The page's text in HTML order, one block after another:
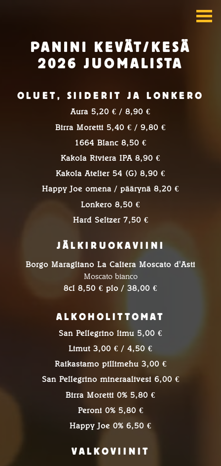
PANINI KEVÄT/KESÄ
2026 JUOMALISTA
OLUET, SIIDERIT JA LONKERO
Aura 5,20 € / 8,90 €
Birra Moretti 5,40 € / 9,80 €
1664 Blanc 8,50 €
Kakola Riviera IPA 8,90 €
Kakola Atelier 54 (G) 8,90 €
Happy Joe omena / päärynä 8,20 €
Lonkero 8,50 €
Hard Seltzer 7,50 €
JÄLKIRUOKAVIINI
Borgo Maragliano La Caliera Moscato d'Asti
Moscato bianco
8cl 8,50 € plo / 38,00 €
ALKOHOLITTOMAT
San Pellegrino limu 5,00 €
Limut 3,00 € / 4,50 €
Raikastamo pillimehu 3,00 €
San Pellegrino mineraalivesi 6,00 €
Birra Moretti 0% 5,80 €
Peroni 0% 5,80 €
Happy Joe 0% 6,50 €
VALKOVIINIT